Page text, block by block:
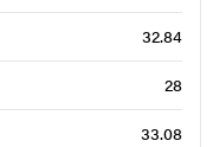
32.84
28
33.08